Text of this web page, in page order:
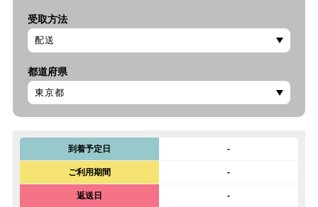
受取方法
都道府県
到着予定日 -
ご利用期間 -
返送日 -